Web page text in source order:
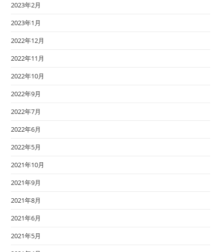
2023年2月
2023年1月
2022年12月
2022年11月
2022年10月
2022年9月
2022年7月
2022年6月
2022年5月
2021年10月
2021年9月
2021年8月
2021年6月
2021年5月